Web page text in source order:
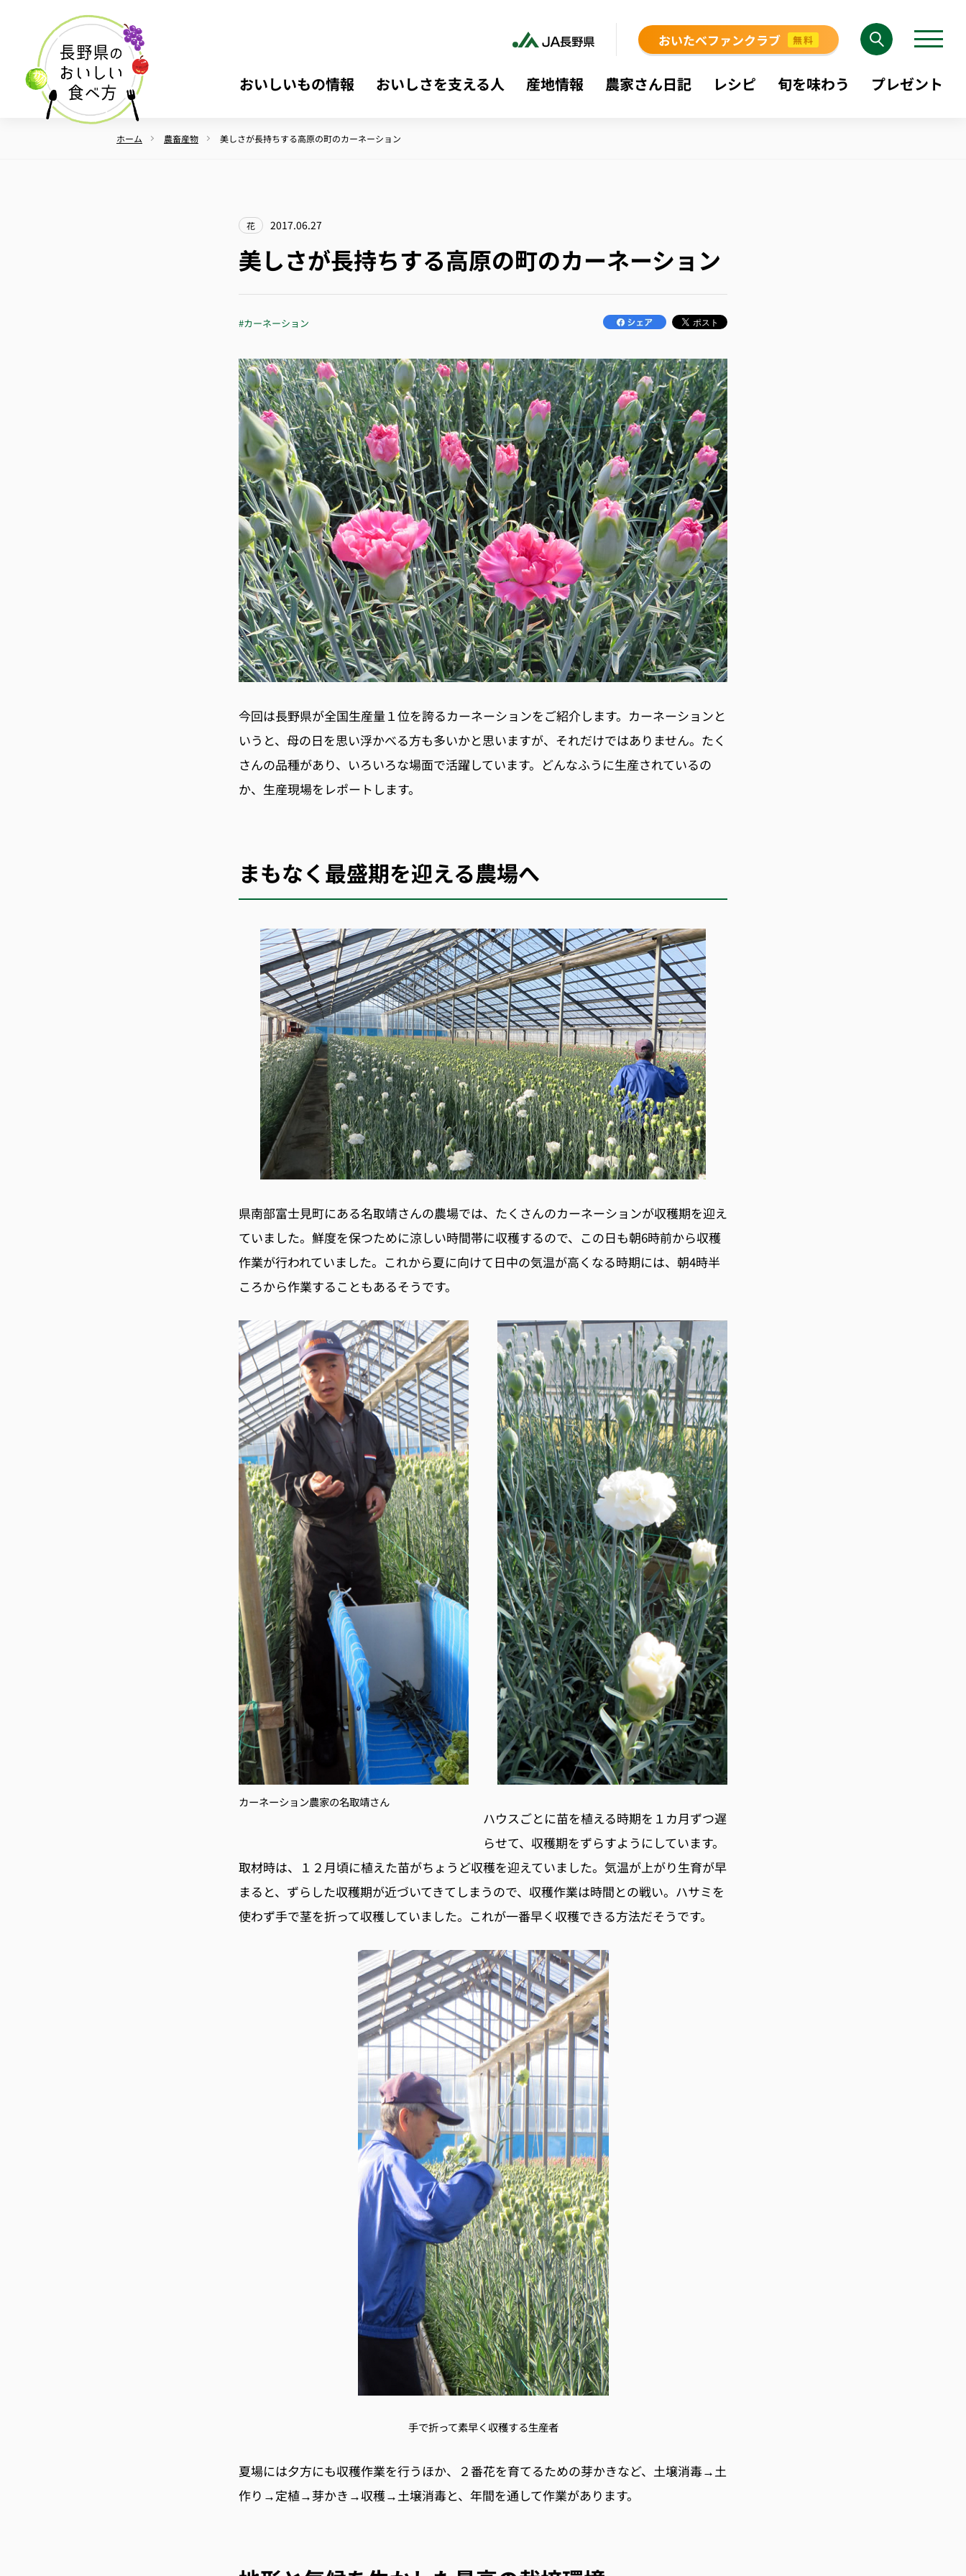
おいたべファンクラブ 無料
おいしいもの情報 おいしさを支える人 産地情報 農家さん日記 レシピ 旬を味わう プレゼント
ホーム 農畜産物 美しさが長持ちする高原の町のカーネーション
花 2017.06.27
美しさが長持ちする高原の町のカーネーション
#カーネーション
今回は長野県が全国生産量１位を誇るカーネーションをご紹介します。カーネーションと
いうと、母の日を思い浮かべる方も多いかと思いますが、それだけではありません。たく
さんの品種があり、いろいろな場面で活躍しています。どんなふうに生産されているの
か、生産現場をレポートします。
まもなく最盛期を迎える農場へ
県南部富士見町にある名取靖さんの農場では、たくさんのカーネーションが収穫期を迎え
ていました。鮮度を保つために涼しい時間帯に収穫するので、この日も朝6時前から収穫
作業が行われていました。これから夏に向けて日中の気温が高くなる時期には、朝4時半
ころから作業することもあるそうです。
カーネーション農家の名取靖さん
ハウスごとに苗を植える時期を１カ月ずつ遅
らせて、収穫期をずらすようにしています。
取材時は、１２月頃に植えた苗がちょうど収穫を迎えていました。気温が上がり生育が早
まると、ずらした収穫期が近づいてきてしまうので、収穫作業は時間との戦い。ハサミを
使わず手で茎を折って収穫していました。これが一番早く収穫できる方法だそうです。
手で折って素早く収穫する生産者
夏場には夕方にも収穫作業を行うほか、２番花を育てるための芽かきなど、土壌消毒→土
作り→定植→芽かき→収穫→土壌消毒と、年間を通して作業があります。